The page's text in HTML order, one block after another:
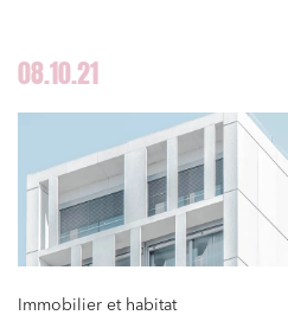
08.10.21
Immobilier et habitat